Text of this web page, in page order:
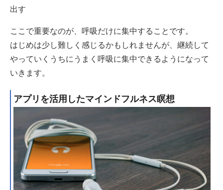
出す
ここで重要なのが、呼吸だけに集中することです。
はじめは少し難しく感じるかもしれませんが、継続して
やっていくうちにうまく呼吸に集中できるようになって
いきます。
アプリを活用したマインドフルネス瞑想